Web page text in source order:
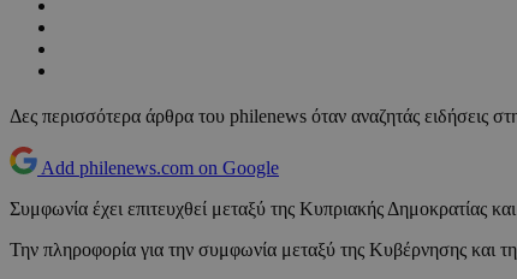
Δες περισσότερα άρθρα του philenews όταν αναζητάς ειδήσεις
Add philenews.com on Google
Συμφωνία έχει επιτευχθεί μεταξύ της Κυπριακής Δημοκρατίας
Την πληροφορία για την συμφωνία μεταξύ της Κυβέρνησης και